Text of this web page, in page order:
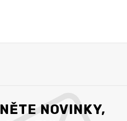
NOVINKY,